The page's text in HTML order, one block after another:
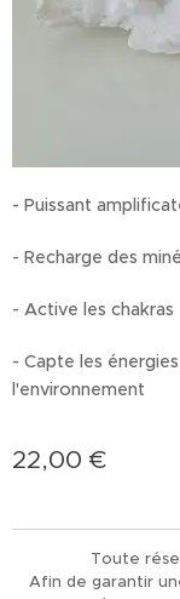
- Puissant
- Recharge des
- Active les chakras
- Capte les
l'environnement
22,00 €
Toute
Afin de garantir